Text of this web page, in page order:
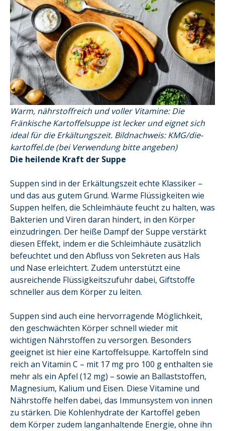
Warm, nährstoffreich und voller Vitamine: Die
Fränkische Kartoffelsuppe ist lecker und eignet sich
ideal für die Erkältungszeit. Bildnachweis: KMG/die-
kartoffel.de (bei Verwendung bitte angeben)
Die heilende Kraft der Suppe
Suppen sind in der Erkältungszeit echte Klassiker –
und das aus gutem Grund. Warme Flüssigkeiten wie
Suppen helfen, die Schleimhäute feucht zu halten, was
Bakterien und Viren daran hindert, in den Körper
einzudringen. Der heiße Dampf der Suppe verstärkt
diesen Effekt, indem er die Schleimhäute zusätzlich
befeuchtet und den Abfluss von Sekreten aus Hals
und Nase erleichtert. Zudem unterstützt eine
ausreichende Flüssigkeitszufuhr dabei, Giftstoffe
schneller aus dem Körper zu leiten.
Suppen sind auch eine hervorragende Möglichkeit,
den geschwächten Körper schnell wieder mit
wichtigen Nährstoffen zu versorgen. Besonders
geeignet ist hier eine Kartoffelsuppe. Kartoffeln sind
reich an Vitamin C – mit 17 mg pro 100 g enthalten sie
mehr als ein Apfel (12 mg) – sowie an Ballaststoffen,
Magnesium, Kalium und Eisen. Diese Vitamine und
Nährstoffe helfen dabei, das Immunsystem von innen
zu stärken. Die Kohlenhydrate der Kartoffel geben
dem Körper zudem langanhaltende Energie, ohne ihn